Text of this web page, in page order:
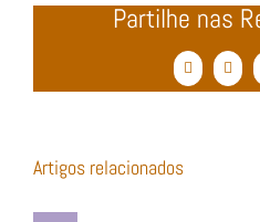
Partilhe nas
Facebook
Artigos relacionados